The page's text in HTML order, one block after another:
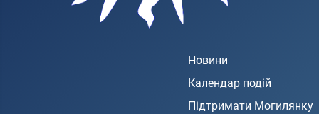
Новини
Календар подій
Підтримати Могилянку